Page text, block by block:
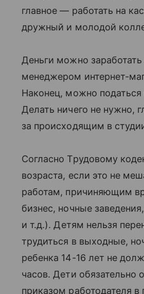
главное — работать на
дружный и молодой
Деньги можно
менеджером интернет-
Наконец, можно
Делать ничего не нужно,
за происходящим в
Согласно Трудовому
возраста, если это не
работам, причиняющим
бизнес, ночные
и т.д.). Детям нельзя
трудиться в выходные,
ребенка 14-16 лет не
часов. Дети обязательно
приказом работодателя